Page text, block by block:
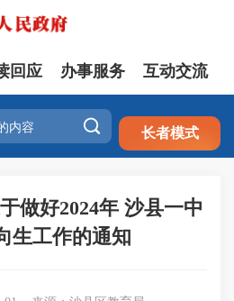
注册 登录
回应 办事服务 互动交流
 长者模式
做好2024年 沙县一中
生工作的通知